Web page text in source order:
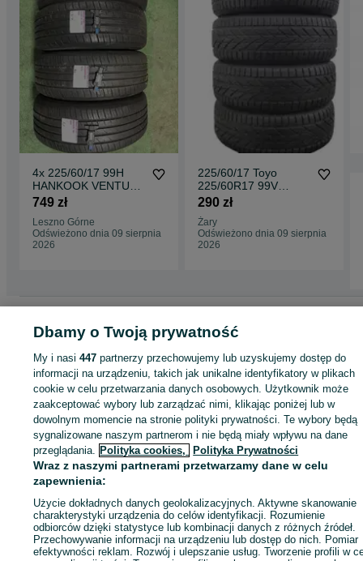
4x 225/60/17 99H
HANKOOK VENTUS
PRIME 2 opona letnia
749 zł
Leszno Górne
Odświeżono dnia 09 sierpnia
2026
225/60/17 Toyo
225/60R17 99V
SnowProx S953 Zima
290 zł
Żary
Odświeżono dnia 09 sierpnia
2026
- Leszno Górne
KATEGORIA
ID:972531803 Wyświetlenia:
Zadzwoń / SMS Wyślij wiadomość
Dbamy o Twoją prywatność
My i nasi447 partnerzy przechowujemy lub uzyskujemy dostęp do
informacji na urządzeniu, takich jak unikalne identyfikatory w plikach
cookie w celu przetwarzania danych osobowych. Użytkownik może
zaakceptować wybory lub zarządzać nimi, klikając poniżej lub w
dowolnym momencie na stronie polityki prywatności. Te wybory będą
sygnalizowane naszym partnerom i nie będą miały wpływu na dane
przeglądania. Polityka cookies, Polityka Prywatności
Wraz z naszymi partnerami przetwarzamy dane w celu
zapewnienia:
Użycie dokładnych danych geolokalizacyjnych. Aktywne skanowanie
charakterystyki urządzenia do celów identyfikacji. Rozumienie
odbiorców dzięki statystyce lub kombinacji danych z różnych źródeł.
Przechowywanie informacji na urządzeniu lub dostęp do nich. Pomiar
efektywności reklam. Rozwój i ulepszanie usług. Tworzenie profili w